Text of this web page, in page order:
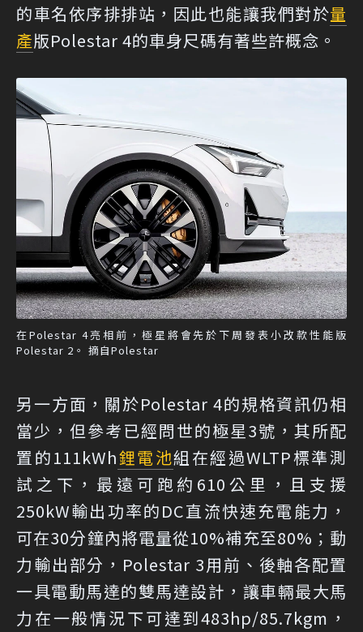
的車名依序排排站，因此也能讓我們對於量
產版Polestar 4的車身尺碼有著些許概念。
在Polestar 4亮相前，極星將會先於下周發表小改款性能版
Polestar 2。 摘自Polestar
另一方面，關於Polestar 4的規格資訊仍相
當少，但參考已經問世的極星3號，其所配
置的111kWh鋰電池組在經過WLTP標準測
試之下，最遠可跑約610公里，且支援
250kW輸出功率的DC直流快速充電能力，
可在30分鐘內將電量從10%補充至80%；動
力輸出部分，Polestar 3用前、後軸各配置
一具電動馬達的雙馬達設計，讓車輛最大馬
力在一般情況下可達到483hp/85.7kgm，